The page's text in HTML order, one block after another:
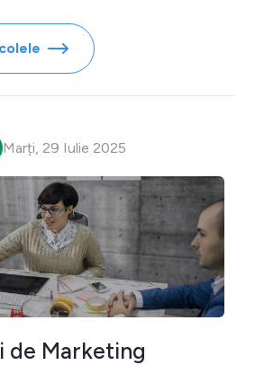
Marți, 29 Iulie 2025
de Marketing